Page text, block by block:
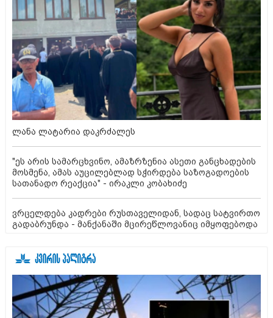
ლანა ლატარია დაკრძალეს
"ეს არის სამარცხვინო, ამაზრზენია ასეთი განცხადების
მოსმენა, ამას აუცილებლად სჭირდება საზოგადოების
სათანადო რეაქცია" - ირაკლი კობახიძე
ვრცელდება კადრები რუსთაველიდან, სადაც სატვირთო
გადაბრუნდა - მანქანაში მცირეწლოვანიც იმყოფებოდა